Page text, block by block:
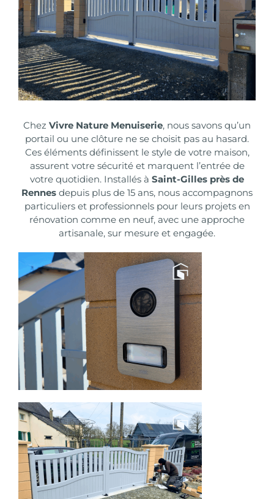
Chez Vivre Nature Menuiserie, nous savons qu’un
portail ou une clôture ne se choisit pas au hasard.
Ces éléments définissent le style de votre maison,
assurent votre sécurité et marquent l’entrée de
votre quotidien. Installés à Saint-Gilles près de
Rennes depuis plus de 15 ans, nous accompagnons
particuliers et professionnels pour leurs projets en
rénovation comme en neuf, avec une approche
artisanale, sur mesure et engagée.